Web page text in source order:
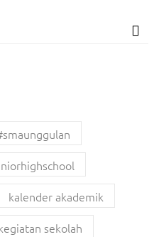
kalender akademik
sekolah